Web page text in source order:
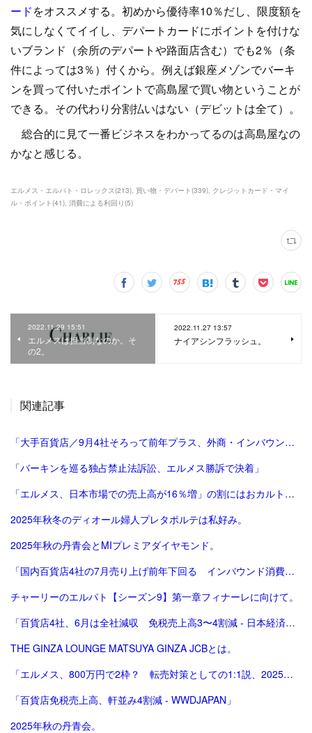
ードをオススメする。初めから優待率10％だし、限度額を
気にしなくてイイし、デパートカードにポイントを付けな
いブランド（余所のデパートや路面店含む）でも2％（条
件によっては3％）付くから。例えば銀座メゾンでバーキ
ンを買って付いたポイントで高島屋で買い物ということが
できる。その代わり分割払いはない（デビットは全て）。
総合的に見て一番ビジネスをわかってるのは高島屋なの
かなと感じる。
エルメス・エルパト・ロレックス(213) 買い物・デパート(339) クレジットカード・マイ
ル・ポイント(41) 消費による利回り(5)
2022.11.29 15:51
エルメスは担当制なのか。そ
の2。
2022.11.27 13:57
ナイアシンフラッシュ。
関連記事
「大手百貨店／9月4社そろって前年プラス、外商・インバウンド好調 | 流通ニュース」
「バーキンを巡る独占禁止法訴訟、エルメス勝訴で決着」
「エルメス、日本市場での売上高が16％増」の割にはおカルト系（笑）は減った気がする。
2025年秋冬のディオール婦人プレタポルテは私好み。
2025年秋の丹青会とMIプレミアダイヤモンド。
「国内百貨店4社の7月売り上げ前年下回る インバウンド消費減で | ロイター」
チャーリーのエルパト【シーズン9】第一章フィナーレに向けて。
「百貨店4社、6月は全社減収 免税売上高3〜4割減 - 日本経済新聞」
THE GINZA LOUNGE MATSUYA GINZA JCBとは。
「エルメス、800万円で2枠？ 転売対策としての1:1説、2025年版。ほぼ完結（？）編。」
「百貨店免税売上高、軒並み4割減 - WWDJAPAN」
2025年秋の丹青会。